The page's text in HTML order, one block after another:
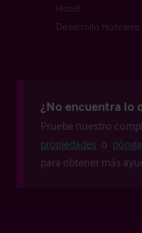
Hotel
Desarrollo Hotelero
¿No encuentra lo
Pruebe nuestro
propiedades o
para obtener más